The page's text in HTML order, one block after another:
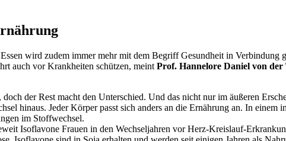
wird zudem immer mehr mit dem Begriff Gesundheit in Verbindung
auch vor Krankheiten schützen, meint Prof. Hannelore Daniel von
der Rest macht den Unterschied. Und das nicht nur im äußeren
hinaus. Jeder Körper passt sich anders an die Ernährung an. In einem
im Stoffwechsel.
Isoflavone Frauen in den Wechseljahren vor Herz-Kreislauf-